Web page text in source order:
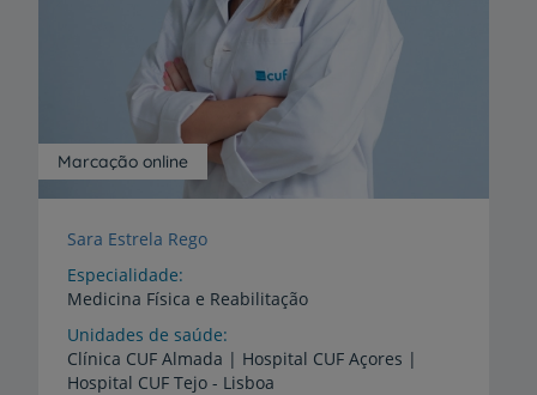
Marcação online
Sara Estrela Rego
Especialidade
Medicina Física e Reabilitação
Unidades de saúde
Clínica CUF Almada | Hospital CUF Açores |
Hospital CUF Tejo - Lisboa